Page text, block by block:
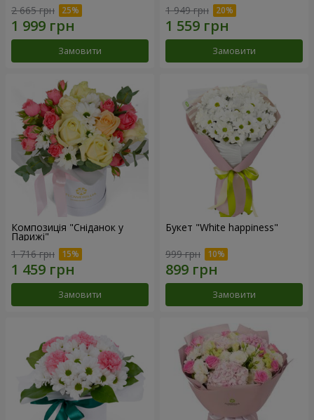
2 665 грн
Замовити
1 949 грн
Замовити
Композиція "Сніданок у
Парижі"
1 716 грн
Замовити
Букет "White happiness"
999 грн
Замовити